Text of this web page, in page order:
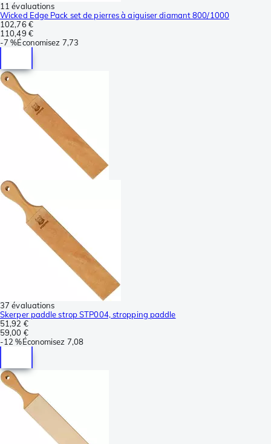
11 évaluations
Wicked Edge Pack set de pierres à aiguiser diamant 800/1000
102,76 €
110,49 €
-7 %Économisez 7,73
37 évaluations
Skerper paddle strop STP004, stropping paddle
51,92 €
59,00 €
-12 %Économisez 7,08